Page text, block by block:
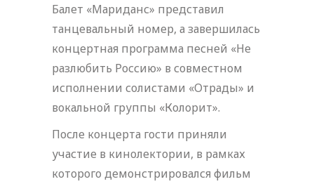
Балет «Мариданс» представил
танцевальный номер, а завершилась
концертная программа песней «Не
разлюбить Россию» в совместном
исполнении солистами «Отрады» и
вокальной группы «Колорит».
После концерта гости приняли
участие в кинолектории, в рамках
которого демонстрировался фильм